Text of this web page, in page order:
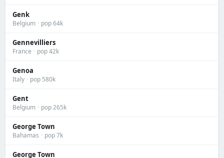
Genk
Belgium · pop 64k
Gennevilliers
France · pop 42k
Genoa
Italy · pop 580k
Gent
Belgium · pop 265k
George Town
Bahamas · pop 7k
George Town